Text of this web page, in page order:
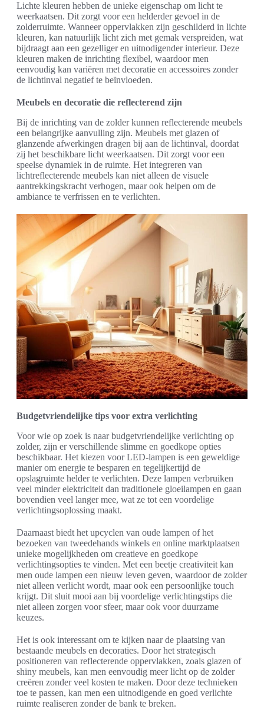
Lichte kleuren hebben de unieke eigenschap om licht te
weerkaatsen. Dit zorgt voor een helderder gevoel in de
zolderruimte. Wanneer oppervlakken zijn geschilderd in lichte
kleuren, kan natuurlijk licht zich met gemak verspreiden, wat
bijdraagt aan een gezelliger en uitnodigender interieur. Deze
kleuren maken de inrichting flexibel, waardoor men
eenvoudig kan variëren met decoratie en accessoires zonder
de lichtinval negatief te beïnvloeden.
Meubels en decoratie die reflecterend zijn
Bij de inrichting van de zolder kunnen reflecterende meubels
een belangrijke aanvulling zijn. Meubels met glazen of
glanzende afwerkingen dragen bij aan de lichtinval, doordat
zij het beschikbare licht weerkaatsen. Dit zorgt voor een
speelse dynamiek in de ruimte. Het integreren van
lichtreflecterende meubels kan niet alleen de visuele
aantrekkingskracht verhogen, maar ook helpen om de
ambiance te verfrissen en te verlichten.
Budgetvriendelijke tips voor extra verlichting
Voor wie op zoek is naar budgetvriendelijke verlichting op
zolder, zijn er verschillende slimme en goedkope opties
beschikbaar. Het kiezen voor LED-lampen is een geweldige
manier om energie te besparen en tegelijkertijd de
opslagruimte helder te verlichten. Deze lampen verbruiken
veel minder elektriciteit dan traditionele gloeilampen en gaan
bovendien veel langer mee, wat ze tot een voordelige
verlichtingsoplossing maakt.
Daarnaast biedt het upcyclen van oude lampen of het
bezoeken van tweedehands winkels en online marktplaatsen
unieke mogelijkheden om creatieve en goedkope
verlichtingsopties te vinden. Met een beetje creativiteit kan
men oude lampen een nieuw leven geven, waardoor de zolder
niet alleen verlicht wordt, maar ook een persoonlijke touch
krijgt. Dit sluit mooi aan bij voordelige verlichtingstips die
niet alleen zorgen voor sfeer, maar ook voor duurzame
keuzes.
Het is ook interessant om te kijken naar de plaatsing van
bestaande meubels en decoraties. Door het strategisch
positioneren van reflecterende oppervlakken, zoals glazen of
shiny meubels, kan men eenvoudig meer licht op de zolder
creëren zonder veel kosten te maken. Door deze technieken
toe te passen, kan men een uitnodigende en goed verlichte
ruimte realiseren zonder de bank te breken.